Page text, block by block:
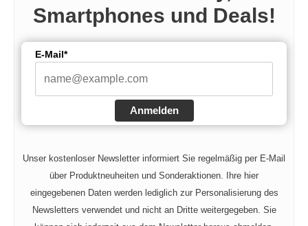
Smartphones und Deals!
E-Mail*
Anmelden
Unser kostenloser Newsletter informiert Sie regelmäßig per E-Mail
über Produktneuheiten und Sonderaktionen. Ihre hier
eingegebenen Daten werden lediglich zur Personalisierung des
Newsletters verwendet und nicht an Dritte weitergegeben. Sie